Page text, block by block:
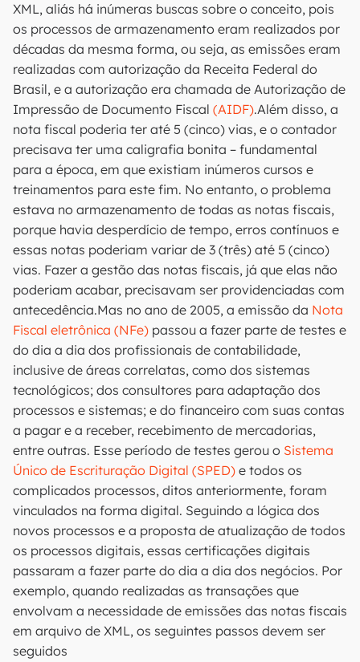
XML, aliás há inúmeras buscas sobre o conceito, pois
os processos de armazenamento eram realizados por
décadas da mesma forma, ou seja, as emissões eram
realizadas com autorização da Receita Federal do
Brasil, e a autorização era chamada de Autorização de
Impressão de Documento Fiscal (AIDF).Além disso, a
nota fiscal poderia ter até 5 (cinco) vias, e o contador
precisava ter uma caligrafia bonita – fundamental
para a época, em que existiam inúmeros cursos e
treinamentos para este fim. No entanto, o problema
estava no armazenamento de todas as notas fiscais,
porque havia desperdício de tempo, erros contínuos e
essas notas poderiam variar de 3 (três) até 5 (cinco)
vias. Fazer a gestão das notas fiscais, já que elas não
poderiam acabar, precisavam ser providenciadas com
antecedência.Mas no ano de 2005, a emissão da Nota
Fiscal eletrônica (NFe) passou a fazer parte de testes e
do dia a dia dos profissionais de contabilidade,
inclusive de áreas correlatas, como dos sistemas
tecnológicos; dos consultores para adaptação dos
processos e sistemas; e do financeiro com suas contas
a pagar e a receber, recebimento de mercadorias,
entre outras. Esse período de testes gerou o Sistema
Único de Escrituração Digital (SPED) e todos os
complicados processos, ditos anteriormente, foram
vinculados na forma digital. Seguindo a lógica dos
novos processos e a proposta de atualização de todos
os processos digitais, essas certificações digitais
passaram a fazer parte do dia a dia dos negócios. Por
exemplo, quando realizadas as transações que
envolvam a necessidade de emissões das notas fiscais
em arquivo de XML, os seguintes passos devem ser
seguidos